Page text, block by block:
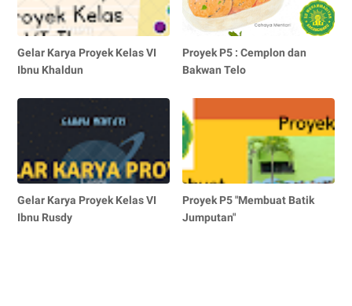
Gelar Karya Proyek Kelas VI
Ibnu Khaldun
Proyek P5 : Cemplon dan
Bakwan Telo
Gelar Karya Proyek Kelas VI
Ibnu Rusdy
Proyek P5 "Membuat Batik
Jumputan"